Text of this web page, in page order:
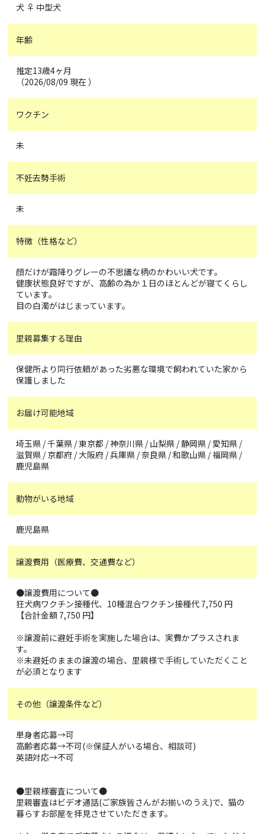
犬 ♀ 中型犬
年齢
推定13歳4ヶ月
（2026/08/09 現在 ）
ワクチン
未
不妊去勢手術
未
特徴（性格など）
顔だけが霜降りグレーの不思議な柄のかわいい犬です。
健康状態良好ですが、高齢の為か１日のほとんどが寝てくらし
ています。
目の白濁がはじまっています。
里親募集する理由
保健所より同行依頼があった劣悪な環境で飼われていた家から
保護しました
お届け可能地域
埼玉県 / 千葉県 / 東京都 / 神奈川県 / 山梨県 / 静岡県 / 愛知県 /
滋賀県 / 京都府 / 大阪府 / 兵庫県 / 奈良県 / 和歌山県 / 福岡県 /
鹿児島県
動物がいる地域
鹿児島県
譲渡費用（医療費、交通費など）
●譲渡費用について●
狂犬病ワクチン接種代、10種混合ワクチン接種代 7,750 円
【合計金額 7,750 円】
※譲渡前に避妊手術を実施した場合は、実費かプラスされま
す。
※未避妊のままの譲渡の場合、里親様で手術していただくこと
が必須となります
その他（譲渡条件など）
単身者応募→可
高齢者応募→不可(※保証人がいる場合、相談可)
英語対応→不可
●里親様審査について●
里親審査はビデオ通話(ご家族皆さんがお揃いのうえ)で、猫の
暮らすお部屋を拝見させていただきます。